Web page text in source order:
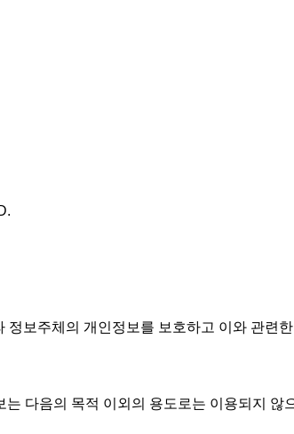
보주체의 개인정보를 보호하고 이와 관련
다음의 목적 이외의 용도로는 이용되지